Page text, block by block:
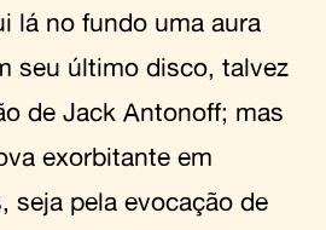
lá no fundo uma aura
seu último disco, talvez
de Jack Antonoff; mas
exorbitante em
seja pela evocação de